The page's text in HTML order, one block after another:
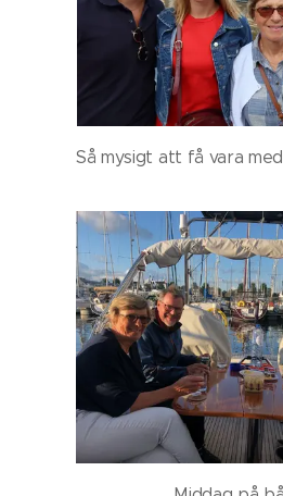
Så mysigt att få vara